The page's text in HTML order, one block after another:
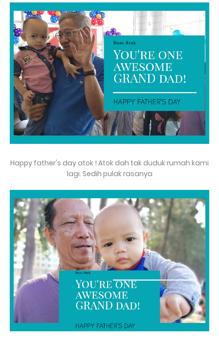
Happy father's day atok ! Atok dah tak duduk rumah kami
lagi. Sedih pulak rasanya